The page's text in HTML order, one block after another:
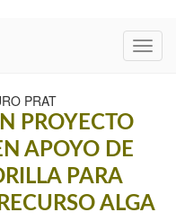
PRAT
PROYECTO
APOYO DE
PARA
ALGA